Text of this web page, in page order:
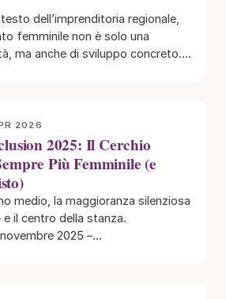
dell’imprenditoria regionale,
femminile non è solo una
ma anche di sviluppo concreto. Il
2026
2025: Il Cerchio
Più Femminile (e
medio, la maggioranza silenziosa
e il centro della stanza.
2025 –…